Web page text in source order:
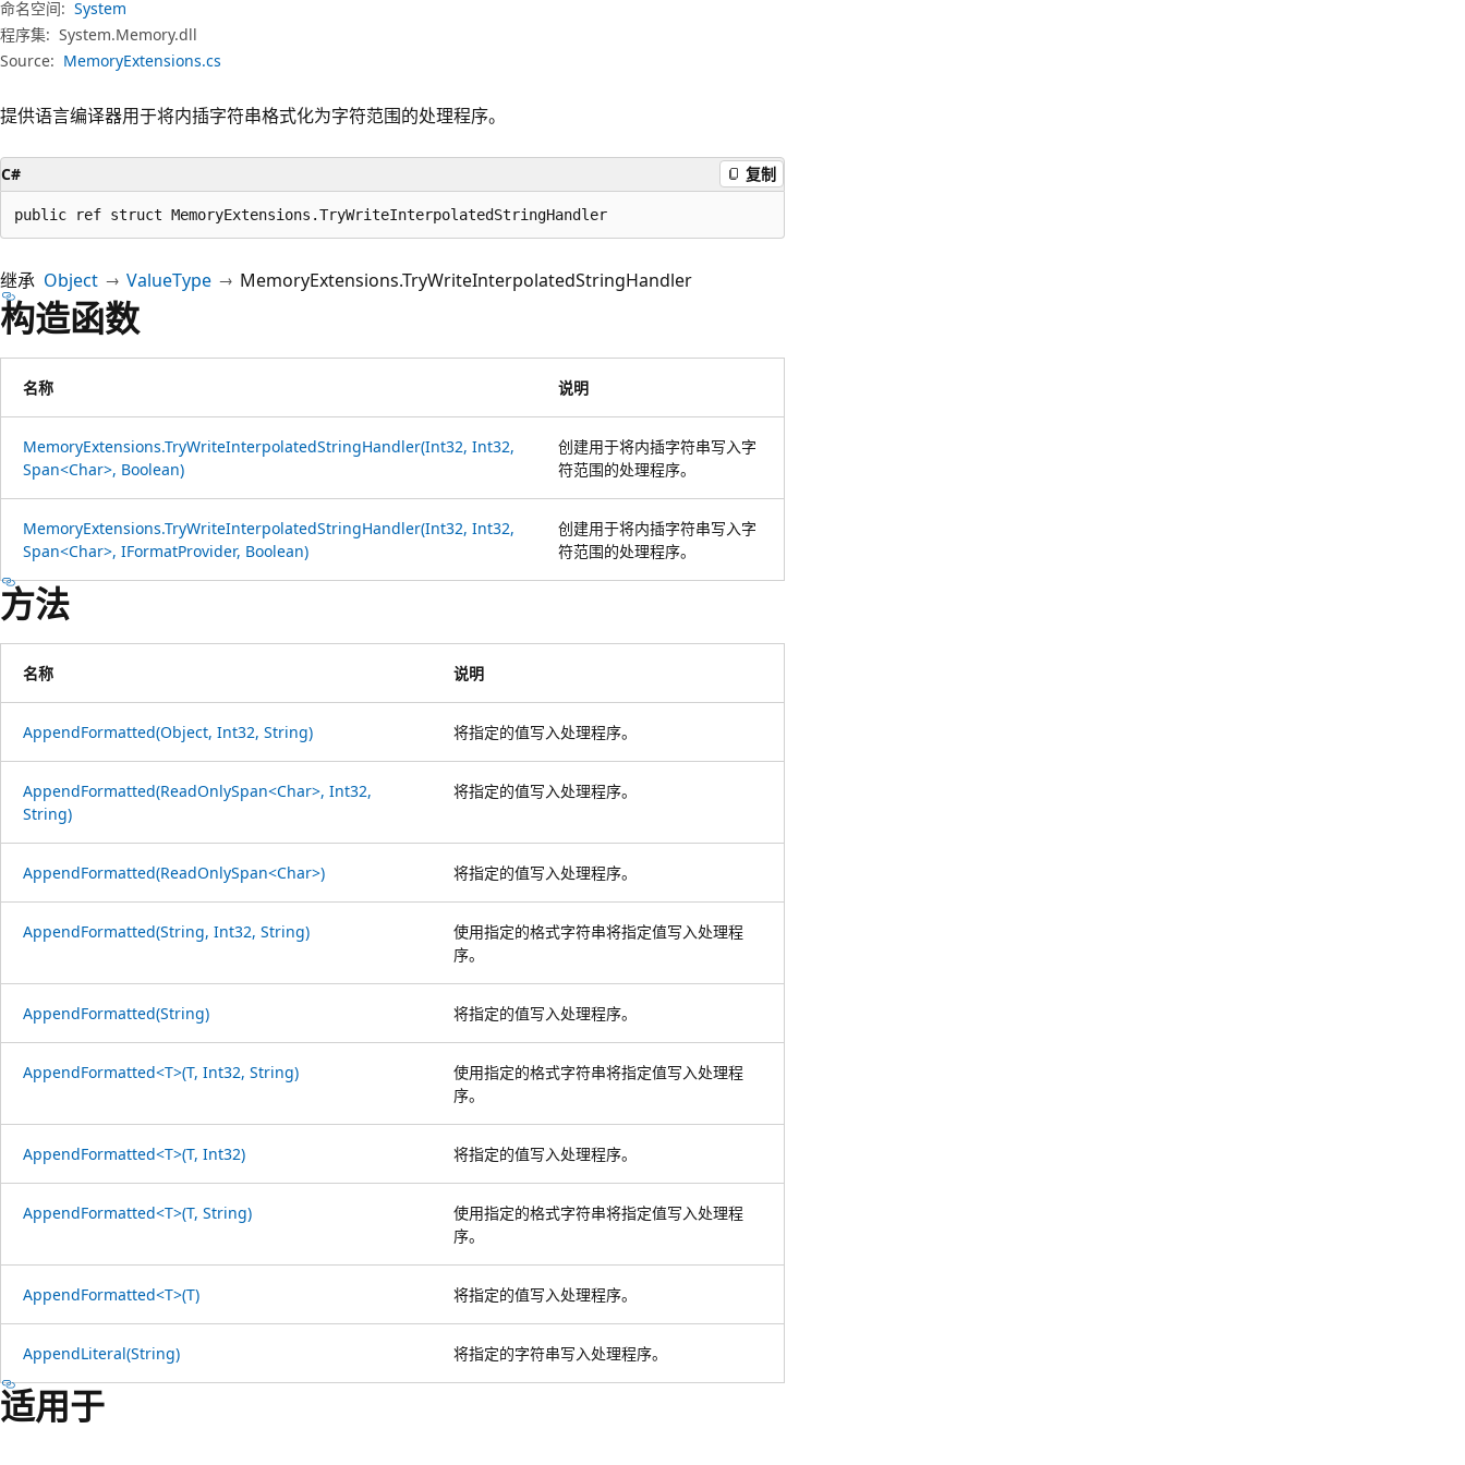
命名空间: System
程序集: System.Memory.dll
Source: MemoryExtensions.cs
提供语言编译器用于将内插字符串格式化为字符范围的处理程序。
C# 复制
public ref struct MemoryExtensions.TryWriteInterpolatedStringHandler
继承 Object ValueType MemoryExtensions.TryWriteInterpolatedStringHandler
构造函数
名称 说明
MemoryExtensions.TryWriteInterpolatedStringHandler(Int32, Int32,
Span<Char>, Boolean)
创建用于将内插字符串写入字
符范围的处理程序。
MemoryExtensions.TryWriteInterpolatedStringHandler(Int32, Int32,
Span<Char>, IFormatProvider, Boolean)
创建用于将内插字符串写入字
符范围的处理程序。
方法
名称 说明
AppendFormatted(Object, Int32, String) 将指定的值写入处理程序。
AppendFormatted(ReadOnlySpan<Char>, Int32,
String)
将指定的值写入处理程序。
AppendFormatted(ReadOnlySpan<Char>) 将指定的值写入处理程序。
AppendFormatted(String, Int32, String)
使用指定的格式字符串将指定值写入处理程
序。
AppendFormatted(String) 将指定的值写入处理程序。
AppendFormatted<T>(T, Int32, String)
使用指定的格式字符串将指定值写入处理程
序。
AppendFormatted<T>(T, Int32) 将指定的值写入处理程序。
AppendFormatted<T>(T, String)
使用指定的格式字符串将指定值写入处理程
序。
AppendFormatted<T>(T) 将指定的值写入处理程序。
AppendLiteral(String) 将指定的字符串写入处理程序。
适用于